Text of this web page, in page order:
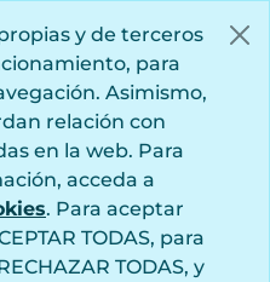
y de terceros
para
Asimismo,
relación con
en la web. Para
acceda a
. Para aceptar
TODAS, para
TODAS, y